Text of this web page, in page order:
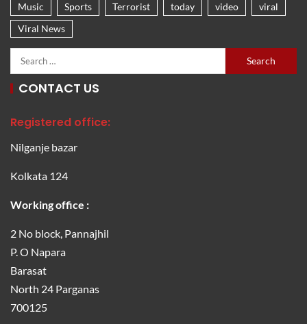
Music
Sports Terrorist today video
viral
Viral News
CONTACT US
Registered office:
Nilganje bazar
Kolkata 124
Working office :
2 No block, Pannajhil
P. O Napara
Barasat
North 24 Parganas
700125